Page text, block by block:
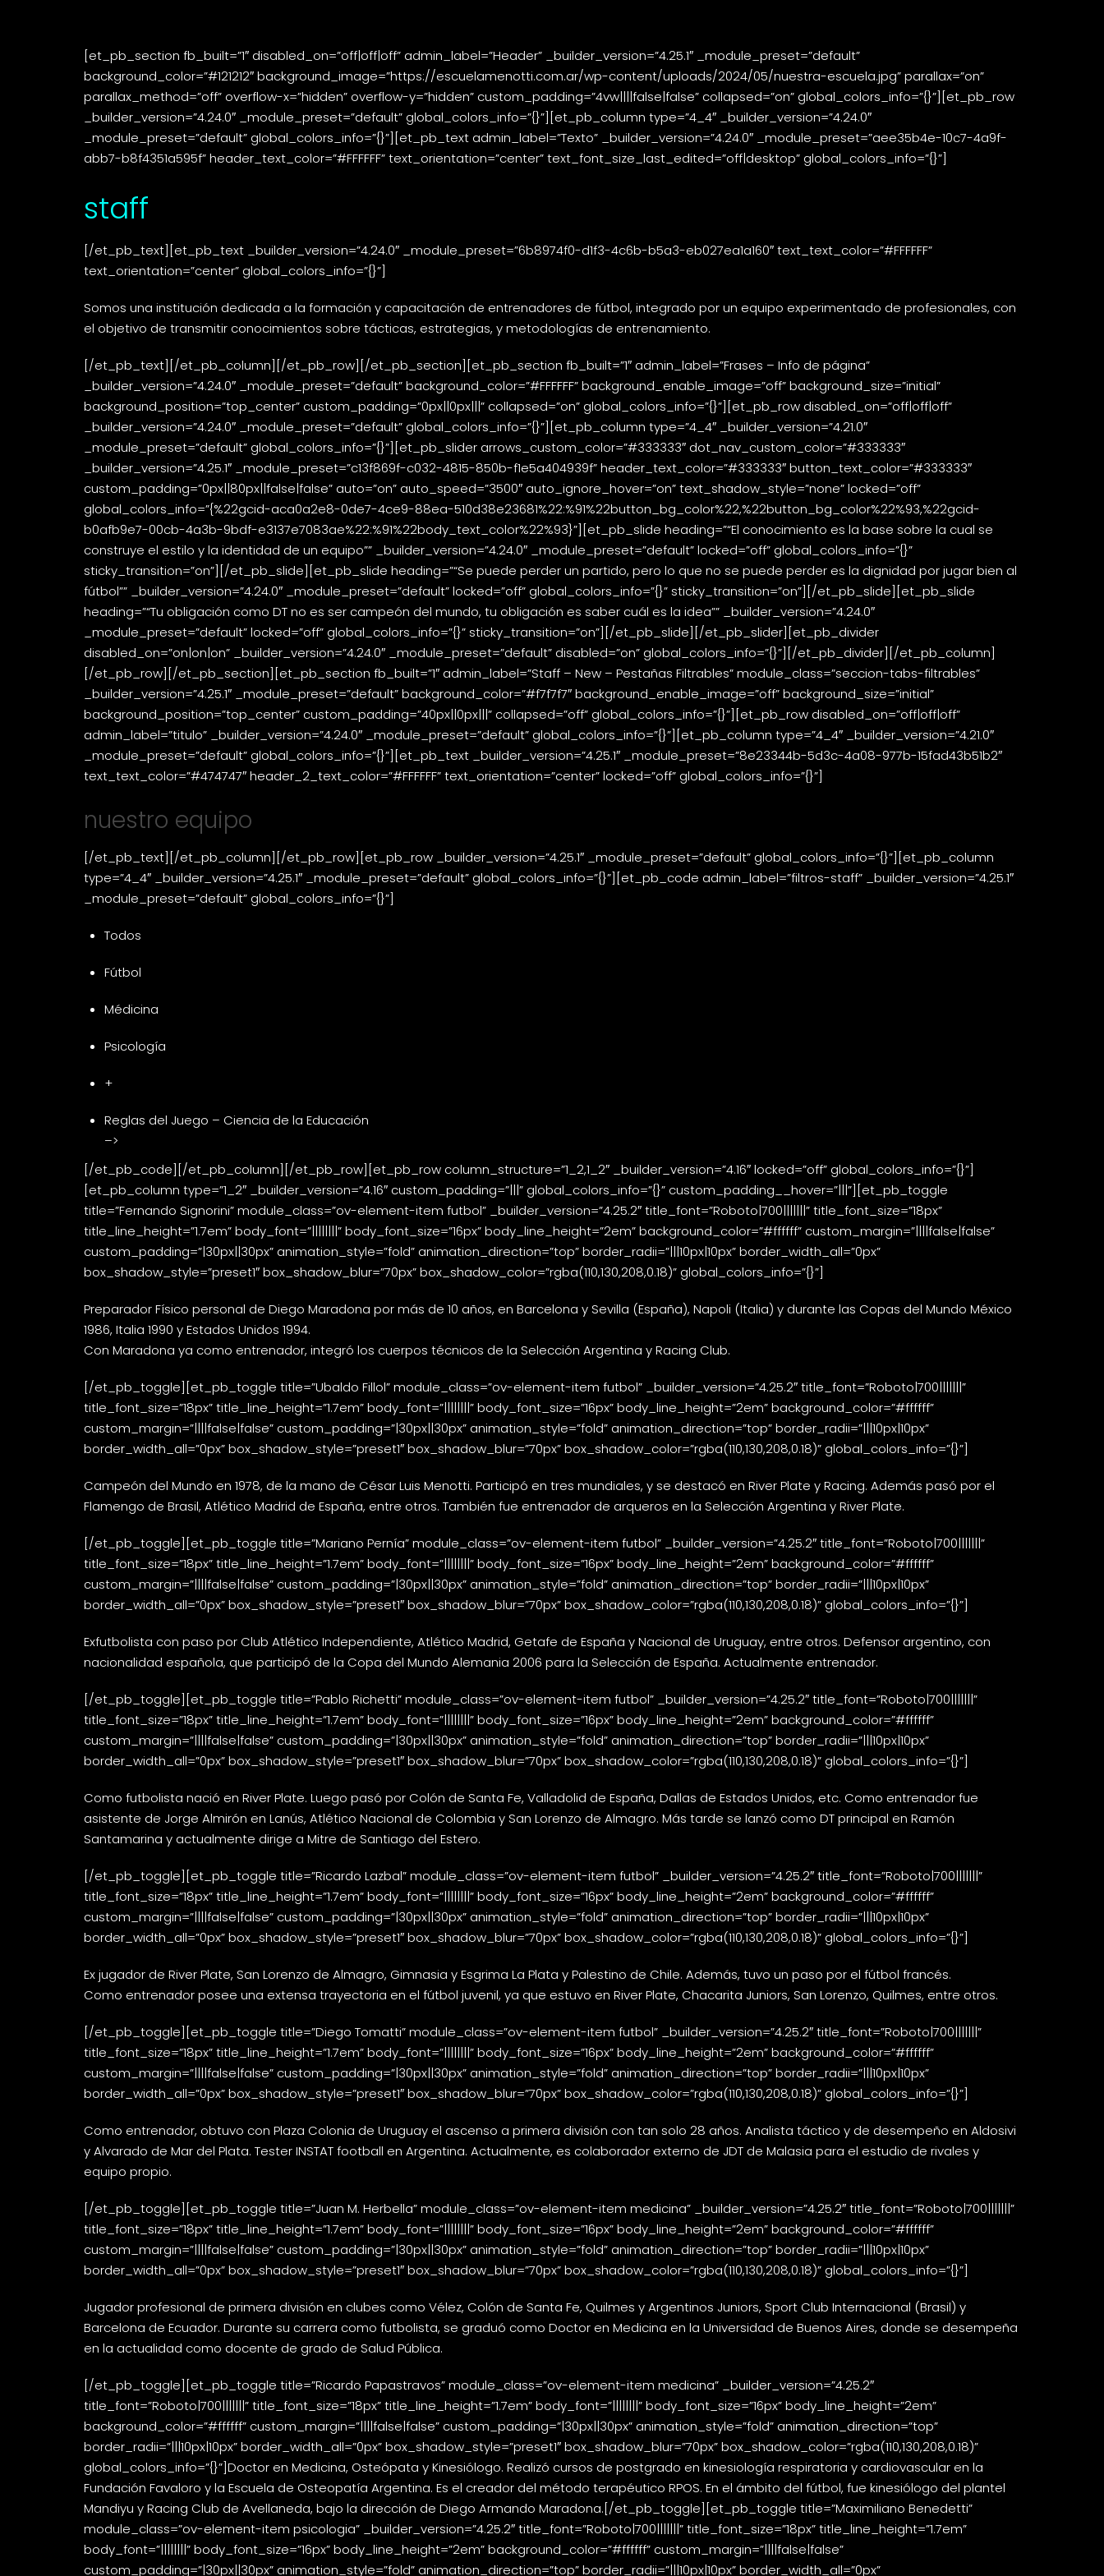
[et_pb_section fb_built=”1″ disabled_on=”off|off|off” admin_label=”Header” _builder_version=”4.25.1″ _module_preset=”default”
background_color=”#121212″ background_image=”https://escuelamenotti.com.ar/wp-content/uploads/2024/05/nuestra-escuela.jpg” parallax=”on”
parallax_method=”off” overflow-x=”hidden” overflow-y=”hidden” custom_padding=”4vw||||false|false” collapsed=”on” global_colors_info=”{}”][et_pb_row
_builder_version=”4.24.0″ _module_preset=”default” global_colors_info=”{}”][et_pb_column type=”4_4″ _builder_version=”4.24.0″
_module_preset=”default” global_colors_info=”{}”][et_pb_text admin_label=”Texto” _builder_version=”4.24.0″ _module_preset=”aee35b4e-10c7-4a9f-
abb7-b8f4351a595f” header_text_color=”#FFFFFF” text_orientation=”center” text_font_size_last_edited=”off|desktop” global_colors_info=”{}”]
staff
[/et_pb_text][et_pb_text _builder_version=”4.24.0″ _module_preset=”6b8974f0-d1f3-4c6b-b5a3-eb027ea1a160″ text_text_color=”#FFFFFF”
text_orientation=”center” global_colors_info=”{}”]
Somos una institución dedicada a la formación y capacitación de entrenadores de fútbol, integrado por un equipo experimentado de profesionales, con
el objetivo de transmitir conocimientos sobre tácticas, estrategias, y metodologías de entrenamiento.
[/et_pb_text][/et_pb_column][/et_pb_row][/et_pb_section][et_pb_section fb_built=”1″ admin_label=”Frases – Info de página”
_builder_version=”4.24.0″ _module_preset=”default” background_color=”#FFFFFF” background_enable_image=”off” background_size=”initial”
background_position=”top_center” custom_padding=”0px||0px|||” collapsed=”on” global_colors_info=”{}”][et_pb_row disabled_on=”off|off|off”
_builder_version=”4.24.0″ _module_preset=”default” global_colors_info=”{}”][et_pb_column type=”4_4″ _builder_version=”4.21.0″
_module_preset=”default” global_colors_info=”{}”][et_pb_slider arrows_custom_color=”#333333″ dot_nav_custom_color=”#333333″
_builder_version=”4.25.1″ _module_preset=”c13f869f-c032-4815-850b-f1e5a404939f” header_text_color=”#333333″ button_text_color=”#333333″
custom_padding=”0px||80px||false|false” auto=”on” auto_speed=”3500″ auto_ignore_hover=”on” text_shadow_style=”none” locked=”off”
global_colors_info=”{%22gcid-aca0a2e8-0de7-4ce9-88ea-510d38e23681%22:%91%22button_bg_color%22,%22button_bg_color%22%93,%22gcid-
b0afb9e7-00cb-4a3b-9bdf-e3137e7083ae%22:%91%22body_text_color%22%93}”][et_pb_slide heading=”“El conocimiento es la base sobre la cual se
construye el estilo y la identidad de un equipo”” _builder_version=”4.24.0″ _module_preset=”default” locked=”off” global_colors_info=”{}”
sticky_transition=”on”][/et_pb_slide][et_pb_slide heading=”“Se puede perder un partido, pero lo que no se puede perder es la dignidad por jugar bien al
fútbol”” _builder_version=”4.24.0″ _module_preset=”default” locked=”off” global_colors_info=”{}” sticky_transition=”on”][/et_pb_slide][et_pb_slide
heading=”“Tu obligación como DT no es ser campeón del mundo, tu obligación es saber cuál es la idea”” _builder_version=”4.24.0″
_module_preset=”default” locked=”off” global_colors_info=”{}” sticky_transition=”on”][/et_pb_slide][/et_pb_slider][et_pb_divider
disabled_on=”on|on|on” _builder_version=”4.24.0″ _module_preset=”default” disabled=”on” global_colors_info=”{}”][/et_pb_divider][/et_pb_column]
[/et_pb_row][/et_pb_section][et_pb_section fb_built=”1″ admin_label=”Staff – New – Pestañas Filtrables” module_class=”seccion-tabs-filtrables”
_builder_version=”4.25.1″ _module_preset=”default” background_color=”#f7f7f7″ background_enable_image=”off” background_size=”initial”
background_position=”top_center” custom_padding=”40px||0px|||” collapsed=”off” global_colors_info=”{}”][et_pb_row disabled_on=”off|off|off”
admin_label=”titulo” _builder_version=”4.24.0″ _module_preset=”default” global_colors_info=”{}”][et_pb_column type=”4_4″ _builder_version=”4.21.0″
_module_preset=”default” global_colors_info=”{}”][et_pb_text _builder_version=”4.25.1″ _module_preset=”8e23344b-5d3c-4a08-977b-15fad43b51b2″
text_text_color=”#474747″ header_2_text_color=”#FFFFFF” text_orientation=”center” locked=”off” global_colors_info=”{}”]
nuestro equipo
[/et_pb_text][/et_pb_column][/et_pb_row][et_pb_row _builder_version=”4.25.1″ _module_preset=”default” global_colors_info=”{}”][et_pb_column
type=”4_4″ _builder_version=”4.25.1″ _module_preset=”default” global_colors_info=”{}”][et_pb_code admin_label=”filtros-staff” _builder_version=”4.25.1″
_module_preset=”default” global_colors_info=”{}”]
Todos
Fútbol
Médicina
Psicología
+
Reglas del Juego – Ciencia de la Educación
–>
[/et_pb_code][/et_pb_column][/et_pb_row][et_pb_row column_structure=”1_2,1_2″ _builder_version=”4.16″ locked=”off” global_colors_info=”{}”]
[et_pb_column type=”1_2″ _builder_version=”4.16″ custom_padding=”|||” global_colors_info=”{}” custom_padding__hover=”|||”][et_pb_toggle
title=”Fernando Signorini” module_class=”ov-element-item futbol” _builder_version=”4.25.2″ title_font=”Roboto|700|||||||” title_font_size=”18px”
title_line_height=”1.7em” body_font=”||||||||” body_font_size=”16px” body_line_height=”2em” background_color=”#ffffff” custom_margin=”||||false|false”
custom_padding=”|30px||30px” animation_style=”fold” animation_direction=”top” border_radii=”|||10px|10px” border_width_all=”0px”
box_shadow_style=”preset1″ box_shadow_blur=”70px” box_shadow_color=”rgba(110,130,208,0.18)” global_colors_info=”{}”]
Preparador Físico personal de Diego Maradona por más de 10 años, en Barcelona y Sevilla (España), Napoli (Italia) y durante las Copas del Mundo México
1986, Italia 1990 y Estados Unidos 1994.
Con Maradona ya como entrenador, integró los cuerpos técnicos de la Selección Argentina y Racing Club.
[/et_pb_toggle][et_pb_toggle title=”Ubaldo Fillol” module_class=”ov-element-item futbol” _builder_version=”4.25.2″ title_font=”Roboto|700|||||||”
title_font_size=”18px” title_line_height=”1.7em” body_font=”||||||||” body_font_size=”16px” body_line_height=”2em” background_color=”#ffffff”
custom_margin=”||||false|false” custom_padding=”|30px||30px” animation_style=”fold” animation_direction=”top” border_radii=”|||10px|10px”
border_width_all=”0px” box_shadow_style=”preset1″ box_shadow_blur=”70px” box_shadow_color=”rgba(110,130,208,0.18)” global_colors_info=”{}”]
Campeón del Mundo en 1978, de la mano de César Luis Menotti. Participó en tres mundiales, y se destacó en River Plate y Racing. Además pasó por el
Flamengo de Brasil, Atlético Madrid de España, entre otros. También fue entrenador de arqueros en la Selección Argentina y River Plate.
[/et_pb_toggle][et_pb_toggle title=”Mariano Pernía” module_class=”ov-element-item futbol” _builder_version=”4.25.2″ title_font=”Roboto|700|||||||”
title_font_size=”18px” title_line_height=”1.7em” body_font=”||||||||” body_font_size=”16px” body_line_height=”2em” background_color=”#ffffff”
custom_margin=”||||false|false” custom_padding=”|30px||30px” animation_style=”fold” animation_direction=”top” border_radii=”|||10px|10px”
border_width_all=”0px” box_shadow_style=”preset1″ box_shadow_blur=”70px” box_shadow_color=”rgba(110,130,208,0.18)” global_colors_info=”{}”]
Exfutbolista con paso por Club Atlético Independiente, Atlético Madrid, Getafe de España y Nacional de Uruguay, entre otros. Defensor argentino, con
nacionalidad española, que participó de la Copa del Mundo Alemania 2006 para la Selección de España. Actualmente entrenador.
[/et_pb_toggle][et_pb_toggle title=”Pablo Richetti” module_class=”ov-element-item futbol” _builder_version=”4.25.2″ title_font=”Roboto|700|||||||”
title_font_size=”18px” title_line_height=”1.7em” body_font=”||||||||” body_font_size=”16px” body_line_height=”2em” background_color=”#ffffff”
custom_margin=”||||false|false” custom_padding=”|30px||30px” animation_style=”fold” animation_direction=”top” border_radii=”|||10px|10px”
border_width_all=”0px” box_shadow_style=”preset1″ box_shadow_blur=”70px” box_shadow_color=”rgba(110,130,208,0.18)” global_colors_info=”{}”]
Como futbolista nació en River Plate. Luego pasó por Colón de Santa Fe, Valladolid de España, Dallas de Estados Unidos, etc. Como entrenador fue
asistente de Jorge Almirón en Lanús, Atlético Nacional de Colombia y San Lorenzo de Almagro. Más tarde se lanzó como DT principal en Ramón
Santamarina y actualmente dirige a Mitre de Santiago del Estero.
[/et_pb_toggle][et_pb_toggle title=”Ricardo Lazbal” module_class=”ov-element-item futbol” _builder_version=”4.25.2″ title_font=”Roboto|700|||||||”
title_font_size=”18px” title_line_height=”1.7em” body_font=”||||||||” body_font_size=”16px” body_line_height=”2em” background_color=”#ffffff”
custom_margin=”||||false|false” custom_padding=”|30px||30px” animation_style=”fold” animation_direction=”top” border_radii=”|||10px|10px”
border_width_all=”0px” box_shadow_style=”preset1″ box_shadow_blur=”70px” box_shadow_color=”rgba(110,130,208,0.18)” global_colors_info=”{}”]
Ex jugador de River Plate, San Lorenzo de Almagro, Gimnasia y Esgrima La Plata y Palestino de Chile. Además, tuvo un paso por el fútbol francés.
Como entrenador posee una extensa trayectoria en el fútbol juvenil, ya que estuvo en River Plate, Chacarita Juniors, San Lorenzo, Quilmes, entre otros.
[/et_pb_toggle][et_pb_toggle title=”Diego Tomatti” module_class=”ov-element-item futbol” _builder_version=”4.25.2″ title_font=”Roboto|700|||||||”
title_font_size=”18px” title_line_height=”1.7em” body_font=”||||||||” body_font_size=”16px” body_line_height=”2em” background_color=”#ffffff”
custom_margin=”||||false|false” custom_padding=”|30px||30px” animation_style=”fold” animation_direction=”top” border_radii=”|||10px|10px”
border_width_all=”0px” box_shadow_style=”preset1″ box_shadow_blur=”70px” box_shadow_color=”rgba(110,130,208,0.18)” global_colors_info=”{}”]
Como entrenador, obtuvo con Plaza Colonia de Uruguay el ascenso a primera división con tan solo 28 años. Analista táctico y de desempeño en Aldosivi
y Alvarado de Mar del Plata. Tester INSTAT football en Argentina. Actualmente, es colaborador externo de JDT de Malasia para el estudio de rivales y
equipo propio.
[/et_pb_toggle][et_pb_toggle title=”Juan M. Herbella” module_class=”ov-element-item medicina” _builder_version=”4.25.2″ title_font=”Roboto|700|||||||”
title_font_size=”18px” title_line_height=”1.7em” body_font=”||||||||” body_font_size=”16px” body_line_height=”2em” background_color=”#ffffff”
custom_margin=”||||false|false” custom_padding=”|30px||30px” animation_style=”fold” animation_direction=”top” border_radii=”|||10px|10px”
border_width_all=”0px” box_shadow_style=”preset1″ box_shadow_blur=”70px” box_shadow_color=”rgba(110,130,208,0.18)” global_colors_info=”{}”]
Jugador profesional de primera división en clubes como Vélez, Colón de Santa Fe, Quilmes y Argentinos Juniors, Sport Club Internacional (Brasil) y
Barcelona de Ecuador. Durante su carrera como futbolista, se graduó como Doctor en Medicina en la Universidad de Buenos Aires, donde se desempeña
en la actualidad como docente de grado de Salud Pública.
[/et_pb_toggle][et_pb_toggle title=”Ricardo Papastravos” module_class=”ov-element-item medicina” _builder_version=”4.25.2″
title_font=”Roboto|700|||||||” title_font_size=”18px” title_line_height=”1.7em” body_font=”||||||||” body_font_size=”16px” body_line_height=”2em”
background_color=”#ffffff” custom_margin=”||||false|false” custom_padding=”|30px||30px” animation_style=”fold” animation_direction=”top”
border_radii=”|||10px|10px” border_width_all=”0px” box_shadow_style=”preset1″ box_shadow_blur=”70px” box_shadow_color=”rgba(110,130,208,0.18)”
global_colors_info=”{}”]Doctor en Medicina, Osteópata y Kinesiólogo. Realizó cursos de postgrado en kinesiología respiratoria y cardiovascular en la
Fundación Favaloro y la Escuela de Osteopatía Argentina. Es el creador del método terapéutico RPOS. En el ámbito del fútbol, fue kinesiólogo del plantel
Mandiyu y Racing Club de Avellaneda, bajo la dirección de Diego Armando Maradona.[/et_pb_toggle][et_pb_toggle title=”Maximiliano Benedetti”
module_class=”ov-element-item psicologia” _builder_version=”4.25.2″ title_font=”Roboto|700|||||||” title_font_size=”18px” title_line_height=”1.7em”
body_font=”||||||||” body_font_size=”16px” body_line_height=”2em” background_color=”#ffffff” custom_margin=”||||false|false”
custom_padding=”|30px||30px” animation_style=”fold” animation_direction=”top” border_radii=”|||10px|10px” border_width_all=”0px”